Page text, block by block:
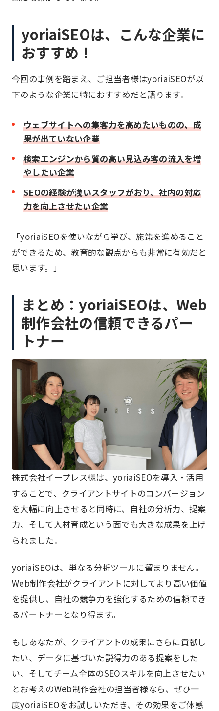
yoriaiSEOは、こんな企業に
おすすめ！
今回の事例を踏まえ、ご担当者様はyoriaiSEOが以
下のような企業に特におすすめだと語ります。
ウェブサイトへの集客力を高めたいものの、成
果が出ていない企業
検索エンジンから質の高い見込み客の流入を増
やしたい企業
SEOの経験が浅いスタッフがおり、社内の対応
力を向上させたい企業
「yoriaiSEOを使いながら学び、施策を進めること
ができるため、教育的な観点からも非常に有効だと
思います。」
まとめ：yoriaiSEOは、Web
制作会社の信頼できるパー
トナー
株式会社イープレス様は、yoriaiSEOを導入・活用
することで、クライアントサイトのコンバージョン
を大幅に向上させると同時に、自社の分析力、提案
力、そして人材育成という面でも大きな成果を上げ
られました。
yoriaiSEOは、単なる分析ツールに留まりません。
Web制作会社がクライアントに対してより高い価値
を提供し、自社の競争力を強化するための信頼でき
るパートナーとなり得ます。
もしあなたが、クライアントの成果にさらに貢献し
たい、データに基づいた説得力のある提案をした
い、そしてチーム全体のSEOスキルを向上させたい
とお考えのWeb制作会社の担当者様なら、ぜひ一
度yoriaiSEOをお試しいただき、その効果をご体感